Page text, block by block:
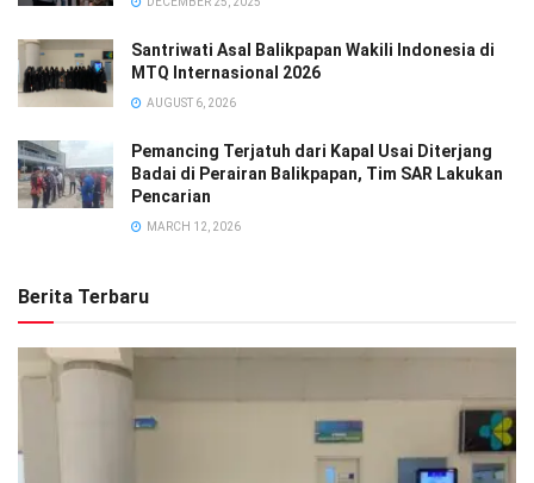
Santriwati Asal Balikpapan Wakili Indonesia di
MTQ Internasional 2026
AUGUST 6, 2026
Pemancing Terjatuh dari Kapal Usai Diterjang
Badai di Perairan Balikpapan, Tim SAR Lakukan
Pencarian
MARCH 12, 2026
Berita Terbaru